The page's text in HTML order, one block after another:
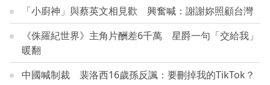
「小廚神」與蔡英文相見歡 興奮喊：謝謝妳照顧台灣
《侏羅紀世界》主角片酬差6千萬 星爵一句「交給我」
暖翻
中國喊制裁 裴洛西16歲孫反諷：要刪掉我的TikTok？